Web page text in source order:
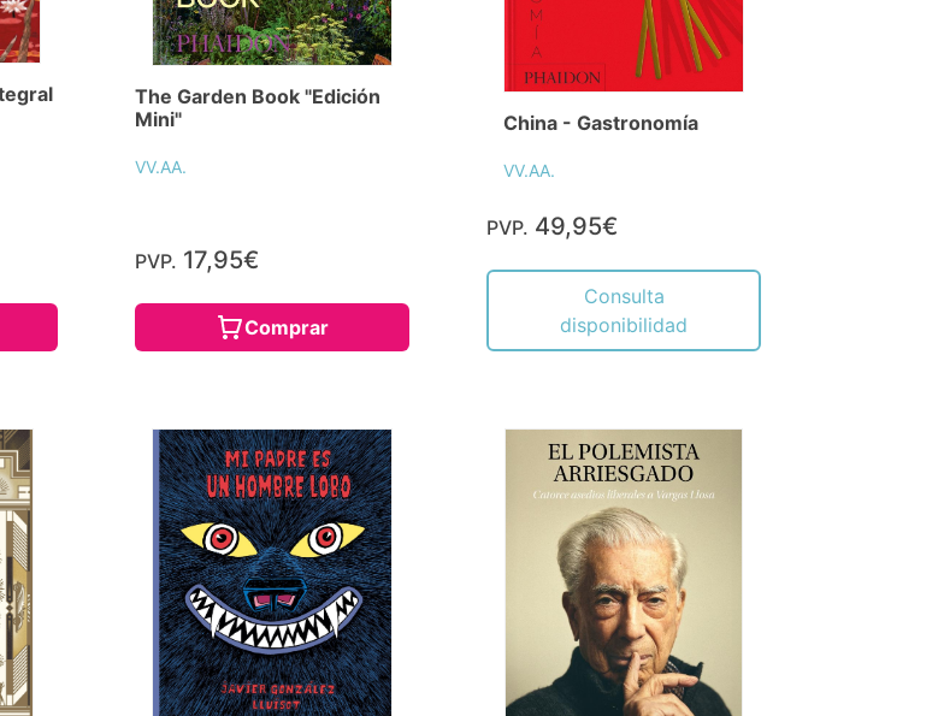
The Garden Book "Edición
Mini"
VV.AA.
PVP. 17,95€
Comprar
China - Gastronomía
VV.AA.
PVP. 49,95€
Consulta
disponibilidad